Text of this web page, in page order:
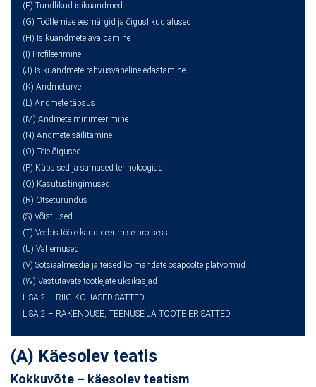
(A) Käesolev teatis
Kokkuvõte – käesolev teatism
(F) Tundlikud isikuandmed
(G) Töötlemise eesmärgid ja õiguslikud alused
(H) Isikuandmete avaldamine
(I) Profileerimine
(J) Isikuandmete rahvusvaheline edastamine
(K) Andmeturve
(L) Andmete täpsus
(M) Andmete minimeerimine
(N) Andmete säilitamine
(O) Teie õigused
(P) Küpsised ja sarnased tehnoloogiad
(Q) Kasutustingimused
(R) Otseturundus
(S) Võistlused
(T) Veebis tööle kandideerimise protsess
(U) Vähemused
(V) Sotsiaalmeedia ja teised kolmandate osapoolte platvormid
(W) Vastutavate töötlejate üksikasjad
LISA 2 – RIIGIKOHASED SÄTTED
LISA 2 – RAKENDUSE, TEENUSE JA TOOTE ERISÄTTED